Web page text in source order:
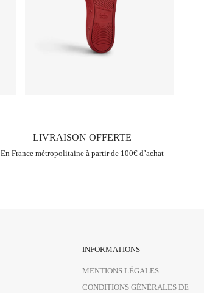
LIVRAISON OFFERTE
En France métropolitaine à partir de 100€ d’achat
INFORMATIONS
MENTIONS LÉGALES
CONDITIONS GÉNÉRALES DE